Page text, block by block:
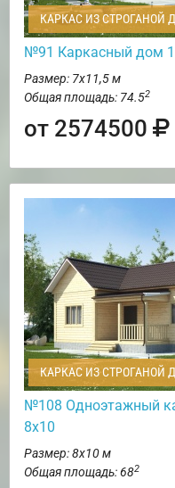
КАРКАС ИЗ СТРОГАНОЙ
№91 Каркасный дом
Размер: 7х11,5 м
Общая площадь: 74.52
от 2574500
КАРКАС ИЗ СТРОГАНОЙ
№108 Одноэтажный
8х10
Размер: 8х10 м
Общая площадь: 682